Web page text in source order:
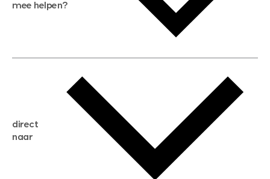
mee helpen?
gratis zoekservice
huis verkopen
huis kopen
direct
naar